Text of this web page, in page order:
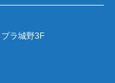
ラ城野3F